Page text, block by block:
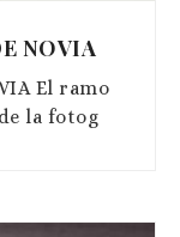
NOVIA
El ramo
la fotog